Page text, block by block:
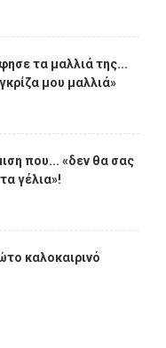
τα μαλλιά της...
μου μαλλιά»
που... «δεν θα σας
γέλια»!
καλοκαιρινό